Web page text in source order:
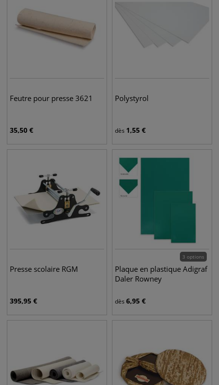
Feutre pour presse 3621
35,50 €
Polystyrol
dès 1,55 €
Presse scolaire RGM
395,95 €
3 options
Plaque en plastique Adigraf
Daler Rowney
dès 6,95 €